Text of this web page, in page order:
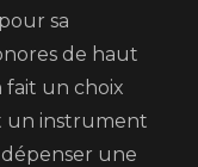
sa
de haut
fait un choix
un instrument
une